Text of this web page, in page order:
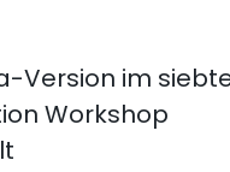
Version im
Workshop